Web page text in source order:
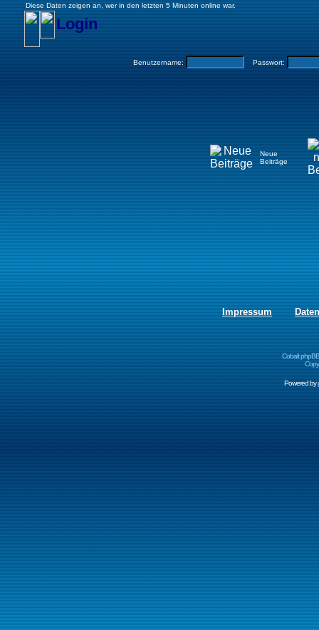
Diese Daten zeigen an, wer in den letzten 5 Minuten online war.
Login
Benutzername: Passwort:
Neue
Beiträge
Impressum
Cobalt
Powered by